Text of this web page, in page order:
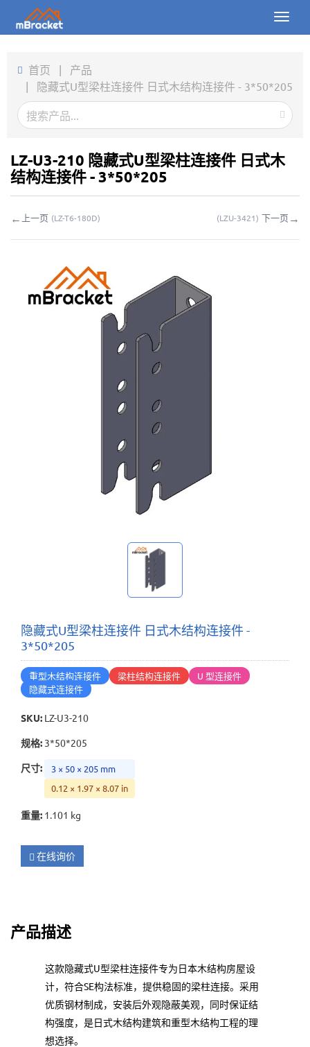
Toggle
产品
新闻
图片
联系我们
在线询价
首页 | 产品
| 隐藏式U型梁柱连接件 日式木结构连接件 - 3*50*205
LZ-U3-210 隐藏式U型梁柱连接件 日式木
结构连接件 - 3*50*205
← 上一页 (LZ-T6-180D) (LZU-3421) 下一页 →
隐藏式U型梁柱连接件 日式木结构连接件 -
3*50*205
重型木结构连接件 梁柱结构连接件
U 型连接件
隐藏式连接件
SKU: LZ-U3-210
规格: 3*50*205
尺寸:
3 × 50 × 205 mm
0.12 × 1.97 × 8.07 in
重量: 1.101 kg
在线询价
产品描述
这款隐藏式U型梁柱连接件专为日本木结构房屋设
计，符合SE构法标准，提供稳固的梁柱连接。采用
优质钢材制成，安装后外观隐蔽美观，同时保证结
构强度，是日式木结构建筑和重型木结构工程的理
想选择。